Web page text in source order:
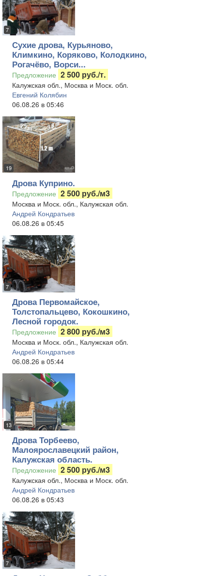
7
Сухие дрова, Курьяново,
Климкино, Коряково, Колодкино,
Рогачёво, Ворси...
Предложение 2 500 руб./т.
Калужская обл., Москва и Моск. обл.
Евгений Колябин
06.08.26 в 05:46
19
Дрова Куприно.
Предложение 2 500 руб./м3
Москва и Моск. обл., Калужская обл.
Андрей Кондратьев
06.08.26 в 05:45
7
Дрова Первомайское,
Толстопальцево, Кокошкино,
Лесной городок.
Предложение 2 800 руб./м3
Москва и Моск. обл., Калужская обл.
Андрей Кондратьев
06.08.26 в 05:44
13
Дрова Торбеево,
Малоярославецкий район,
Калужская область.
Предложение 2 500 руб./м3
Калужская обл., Москва и Моск. обл.
Андрей Кондратьев
06.08.26 в 05:43
7